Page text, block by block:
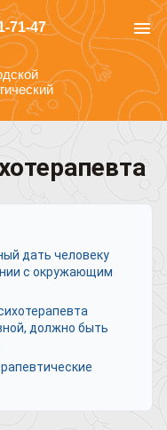
71-47 menu
дать человеку
с окружающим
должно быть